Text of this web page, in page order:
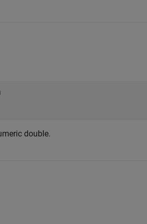
double.